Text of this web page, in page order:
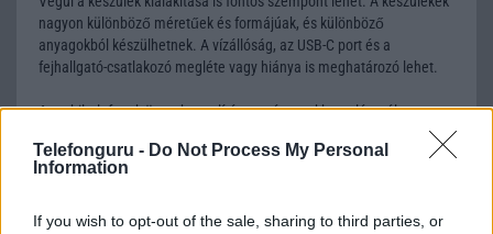
Telefonguru - Do Not Process My Personal
Information
If you wish to opt-out of the sale, sharing to third parties, or
nagyon különböző méretűek és formájúak, és különböző
anyagokból készülhetnek. A vízállóság, az USB-C port és a
fejhallgató-csatlakozó megléte vagy hiánya is meghatározó lehet.
A mobiltelefonok összehasonlítása az ár, az akkumulátor-élettartam,
az operációs rendszer, a hardver, a kamera, az adatvédelem és a
kialakítás szempontjából döntő fontosságú lehet. Ezek a
szempontok kritikusak ahhoz, hogy megtaláljuk azokat a
elvárásainknak.